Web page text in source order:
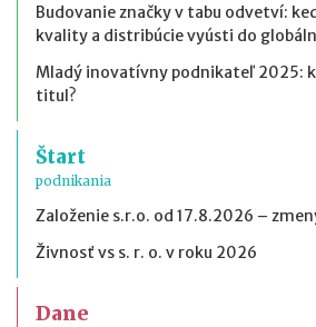
Budovanie značky v tabu odvetví:
kvality a distribúcie vyústi do
Mladý inovatívny podnikateľ 2025:
titul?
Štart
podnikania
Založenie s.r.o. od 17.8.2026 –
Živnosť vs s. r. o. v roku 2026
Dane